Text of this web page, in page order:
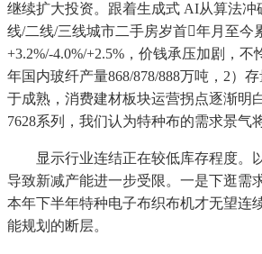
继续扩大投资。跟着生成式 AI从算法冲
线/二线/三线城市二手房岁首年月至今
+3.2%/-4.0%/+2.5%，价钱承压加剧，
年国内玻纤产量868/878/888万吨，2）
于成熟，消费建材板块运营拐点逐渐明
7628系列，我们认为特种布的需求景气
显示行业连结正在较低库存程度。以
导致新减产能进一步受限。一是下逛需
本年下半年特种电子布织布机才无望连
能规划的断层。